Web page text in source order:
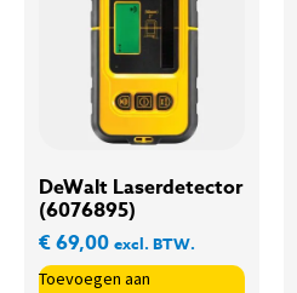
DeWalt Laserdetector
(6076895)
€69,00 excl. BTW.
Toevoegen aan